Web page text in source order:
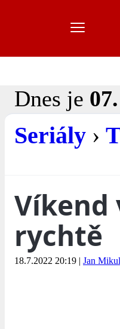
Dnes je
Seriály ›
Víkend
rychtě
18.7.2022 20:19 | Jan